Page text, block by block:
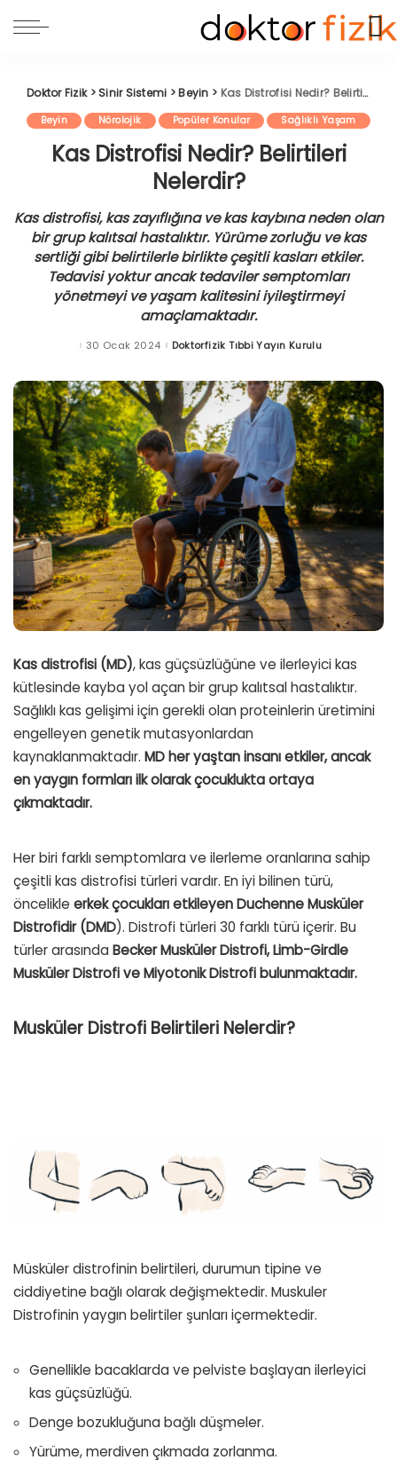
Doktor Fizik>Sinir Sistemi >Beyin > Kas Distrofisi Nedir? Belirtileri Nelerdir?
Beyin Nörolojik Popüler Konular Sağlıklı Yaşam
Kas Distrofisi Nedir? Belirtileri
Nelerdir?
Kas distrofisi, kas zayıflığına ve kas kaybına neden olan
bir grup kalıtsal hastalıktır. Yürüme zorluğu ve kas
sertliği gibi belirtilerle birlikte çeşitli kasları etkiler.
Tedavisi yoktur ancak tedaviler semptomları
yönetmeyi ve yaşam kalitesini iyileştirmeyi
amaçlamaktadır.
30 Ocak 2024Posted
Doktorfizik Tıbbi Yayın Kurulu
Kas distrofisi (MD), kas güçsüzlüğüne ve ilerleyici kas
kütlesinde kayba yol açan bir grup kalıtsal hastalıktır.
Sağlıklı kas gelişimi için gerekli olan proteinlerin üretimini
engelleyen genetik mutasyonlardan
kaynaklanmaktadır. MD her yaştan insanı etkiler, ancak
en yaygın formları ilk olarak çocuklukta ortaya
çıkmaktadır.
Her biri farklı semptomlara ve ilerleme oranlarına sahip
çeşitli kas distrofisi türleri vardır. En iyi bilinen türü,
öncelikle erkek çocukları etkileyen Duchenne Musküler
Distrofidir (DMD). Distrofi türleri 30 farklı türü içerir. Bu
türler arasında Becker Musküler Distrofi, Limb-Girdle
Musküler Distrofi ve Miyotonik Distrofi bulunmaktadır.
Musküler Distrofi Belirtileri Nelerdir?
Müsküler distrofinin belirtileri, durumun tipine ve
ciddiyetine bağlı olarak değişmektedir. Muskuler
Distrofinin yaygın belirtiler şunları içermektedir.
Genellikle bacaklarda ve pelviste başlayan ilerleyici
kas güçsüzlüğü.
Denge bozukluğuna bağlı düşmeler.
Yürüme, merdiven çıkmada zorlanma.